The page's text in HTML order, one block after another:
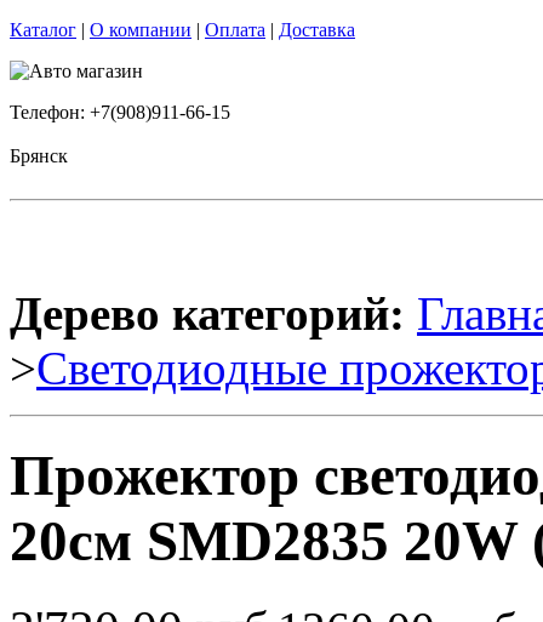
Каталог | О компании | Оплата | Доставка
Телефон: +7(908)911-66-15
Брянск
Дерево категорий:
>Светодиодные
Прожектор
20см SMD2835 20W